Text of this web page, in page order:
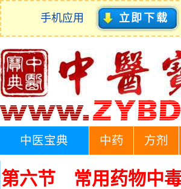
手机应用 立即下载
中医宝典 中药 方剂
第六节 常用药物中